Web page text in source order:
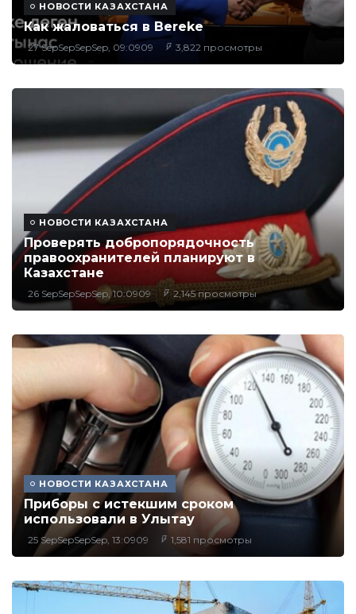
НОВОСТИ КАЗАХСТАНА
Как жаловаться в Bereke
27 SepSepSepSep, 09:0909 3,822 просмотры
НОВОСТИ КАЗАХСТАНА
Проверять добропорядочность
правоохранителей планируют в
Казахстане
26 SepSepSepSep, 10:0909 2,145 просмотры
НОВОСТИ КАЗАХСТАНА
Приборы с истекшим сроком
использовали в Улытау
25 SepSepSepSep, 13:0909 1,581 просмотры